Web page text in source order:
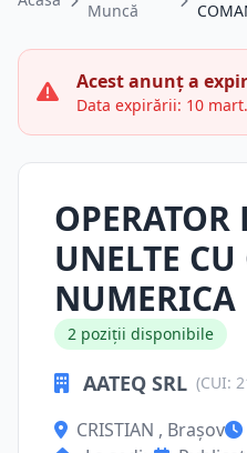
Muncă
Acest anunț a
Data expirării: 10
UNELTE
NUMERICA
2 poziții disponibile
AATEQ SRL (CUI:
CRISTIAN , Brașov